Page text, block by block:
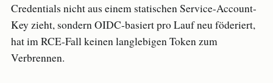
Credentials nicht aus einem statischen Service-Account-
Key zieht, sondern OIDC-basiert pro Lauf neu föderiert,
hat im RCE-Fall keinen langlebigen Token zum
Verbrennen.